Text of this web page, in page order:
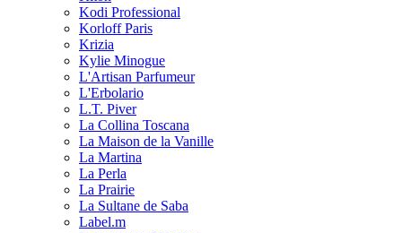
Kodi Professional
Korloff Paris
Krizia
Kylie Minogue
L'Artisan Parfumeur
L'Erbolario
L.T. Piver
La Collina Toscana
La Maison de la Vanille
La Martina
La Perla
La Prairie
La Sultane de Saba
Label.m